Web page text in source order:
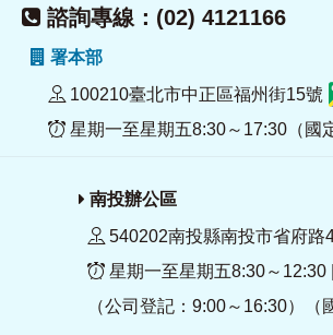
諮詢專線：(02) 4121166
署本部
100210臺北市中正區福州街15號
星期一至星期五8:30～17:30（國
南投辦公區
540202南投縣南投市省府路
星期一至星期五8:30～12:30
（公司登記：9:00～16:30）（